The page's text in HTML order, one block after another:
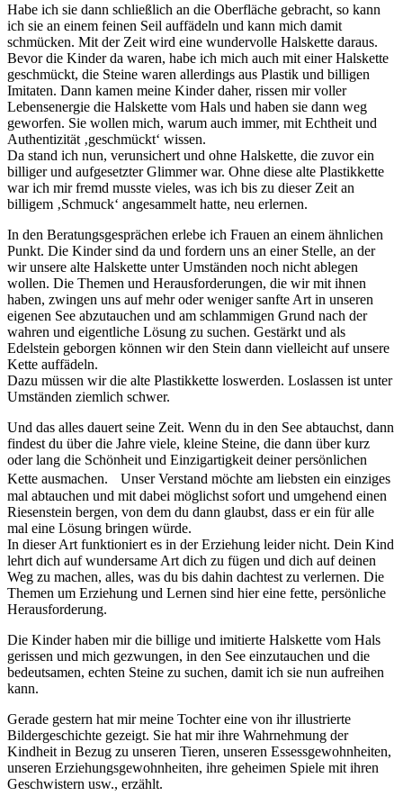
Habe ich sie dann schließlich an die Oberfläche gebracht, so kann
ich sie an einem feinen Seil auffädeln und kann mich damit
schmücken. Mit der Zeit wird eine wundervolle Halskette daraus.
Bevor die Kinder da waren, habe ich mich auch mit einer Halskette
geschmückt, die Steine waren allerdings aus Plastik und billigen
Imitaten. Dann kamen meine Kinder daher, rissen mir voller
Lebensenergie die Halskette vom Hals und haben sie dann weg
geworfen. Sie wollen mich, warum auch immer, mit Echtheit und
Authentizität ‚geschmückt‘ wissen.
Da stand ich nun, verunsichert und ohne Halskette, die zuvor ein
billiger und aufgesetzter Glimmer war. Ohne diese alte Plastikkette
war ich mir fremd musste vieles, was ich bis zu dieser Zeit an
billigem ‚Schmuck‘ angesammelt hatte, neu erlernen.
In den Beratungsgesprächen erlebe ich Frauen an einem ähnlichen
Punkt. Die Kinder sind da und fordern uns an einer Stelle, an der
wir unsere alte Halskette unter Umständen noch nicht ablegen
wollen. Die Themen und Herausforderungen, die wir mit ihnen
haben, zwingen uns auf mehr oder weniger sanfte Art in unseren
eigenen See abzutauchen und am schlammigen Grund nach der
wahren und eigentliche Lösung zu suchen. Gestärkt und als
Edelstein geborgen können wir den Stein dann vielleicht auf unsere
Kette auffädeln.
Dazu müssen wir die alte Plastikkette loswerden. Loslassen ist unter
Umständen ziemlich schwer.
Und das alles dauert seine Zeit. Wenn du in den See abtauchst, dann
findest du über die Jahre viele, kleine Steine, die dann über kurz
oder lang die Schönheit und Einzigartigkeit deiner persönlichen
Kette ausmachen. Unser Verstand möchte am liebsten ein einziges
mal abtauchen und mit dabei möglichst sofort und umgehend einen
Riesenstein bergen, von dem du dann glaubst, dass er ein für alle
mal eine Lösung bringen würde.
In dieser Art funktioniert es in der Erziehung leider nicht. Dein Kind
lehrt dich auf wundersame Art dich zu fügen und dich auf deinen
Weg zu machen, alles, was du bis dahin dachtest zu verlernen. Die
Themen um Erziehung und Lernen sind hier eine fette, persönliche
Herausforderung.
Die Kinder haben mir die billige und imitierte Halskette vom Hals
gerissen und mich gezwungen, in den See einzutauchen und die
bedeutsamen, echten Steine zu suchen, damit ich sie nun aufreihen
kann.
Gerade gestern hat mir meine Tochter eine von ihr illustrierte
Bildergeschichte gezeigt. Sie hat mir ihre Wahrnehmung der
Kindheit in Bezug zu unseren Tieren, unseren Essessgewohnheiten,
unseren Erziehungsgewohnheiten, ihre geheimen Spiele mit ihren
Geschwistern usw., erzählt.